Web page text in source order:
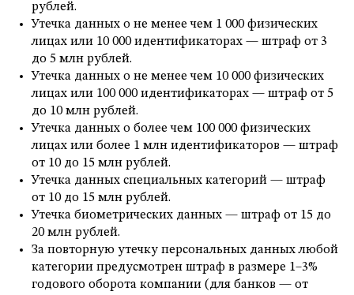
рублей.
Утечка данных о не менее чем 1 000 физических
лицах или 10 000 идентификаторах — штраф от 3
до 5 млн рублей.
Утечка данных о не менее чем 10 000 физических
лицах или 100 000 идентификаторах — штраф от 5
до 10 млн рублей.
Утечка данных о более чем 100 000 физических
лицах или более 1 млн идентификаторов — штраф
от 10 до 15 млн рублей.
Утечка данных специальных категорий — штраф
от 10 до 15 млн рублей.
Утечка биометрических данных — штраф от 15 до
20 млн рублей.
За повторную утечку персональных данных любой
категории предусмотрен штраф в размере 1–3%
годового оборота компании (для банков — от